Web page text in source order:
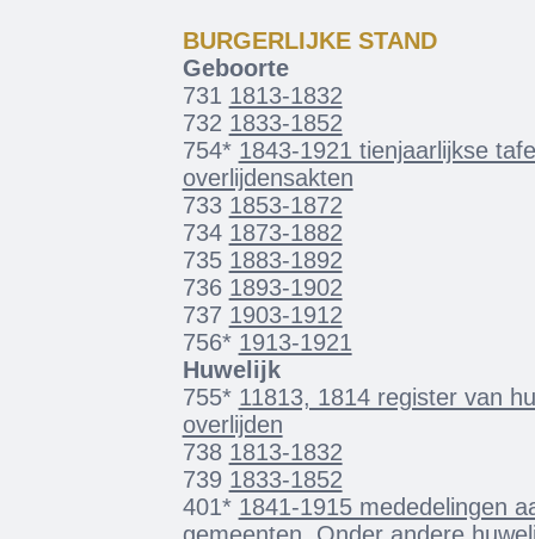
BURGERLIJKE STAND
Geboorte
731 1813-1832
732 1833-1852
754* 1843-1921 tienjaarlijkse
overlijdensakten
733 1853-1872
734 1873-1882
735 1883-1892
736 1893-1902
737 1903-1912
756* 1913-1921
Huwelijk
755* 11813, 1814 register van
overlijden
738 1813-1832
739 1833-1852
401* 1841-1915 mededelingen